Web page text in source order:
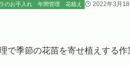
のお手入れ 年間管理 花植え 2022年3月18
で季節の花苗を寄せ植えする作